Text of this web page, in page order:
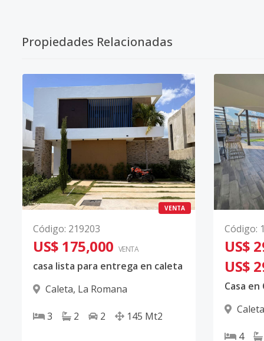
Propiedades Relacionadas
VENTA
Código: 219203
US$ 175,000 VENTA
casa lista para entrega en caleta
Caleta, La Romana
3 2 2 145 Mt2
Código:
US$
US$
Casa en
Caleta
4